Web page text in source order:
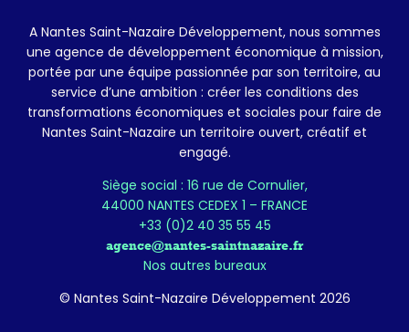
A Nantes Saint-Nazaire Développement, nous sommes
une agence de développement économique à mission,
portée par une équipe passionnée par son territoire, au
service d’une ambition : créer les conditions des
transformations économiques et sociales pour faire de
Nantes Saint-Nazaire un territoire ouvert, créatif et
engagé.
Siège social : 16 rue de Cornulier,
44000 NANTES CEDEX 1 – FRANCE
+33 (0)2 40 35 55 45
agence@nantes-saintnazaire.fr
Nos autres bureaux
© Nantes Saint-Nazaire Développement 2026